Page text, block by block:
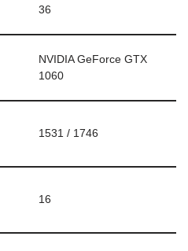
36
NVIDIA GeForce GTX
1060
1531 / 1746
16